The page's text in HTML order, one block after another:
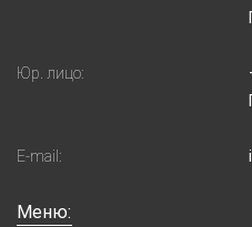
Юр. лицо:
E-mail:
Меню: